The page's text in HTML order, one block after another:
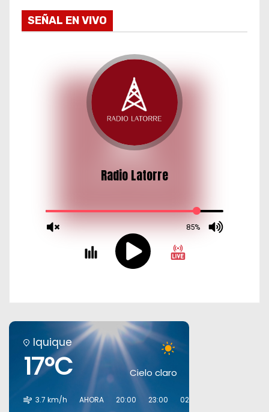
tSEÑAL EN VIVO
Iquique
17°C Cielo claro
3.7 km/h
AHORA 20:00 23:00 02:00